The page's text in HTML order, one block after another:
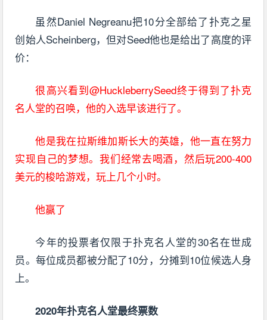
虽然Daniel Negreanu把10分全部给了扑克之星
创始人Scheinberg，但对Seed他也是给出了高度的评
价：
很高兴看到@HuckleberrySeed终于得到了扑克
名人堂的召唤，他的入选早该进行了。
他是我在拉斯维加斯长大的英雄，他一直在努力
实现自己的梦想。我们经常去喝酒，然后玩200-400
美元的梭哈游戏，玩上几个小时。
他赢了
今年的投票者仅限于扑克名人堂的30名在世成
员。每位成员都被分配了10分，分摊到10位候选人身
上。
2020年扑克名人堂最终票数